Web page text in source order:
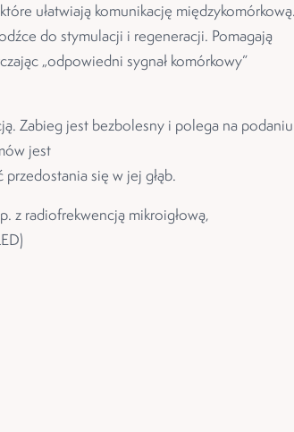
ułatwiają komunikację
do stymulacji i regeneracji. Pomagają
„odpowiedni sygnał komórkowy”
Zabieg jest bezbolesny i polega na podaniu
jest
się w jej głąb.
z radiofrekwencją mikroigłową,